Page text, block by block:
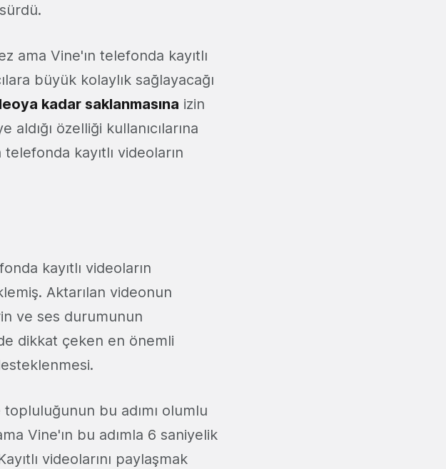
ama Vine'ın telefonda kayıtlı
büyük kolaylık sağlayacağı
kadar saklanmasına izin
özelliği kullanıcılarına
kayıtlı videoların
kayıtlı videoların
Aktarılan videonun
ve ses durumunun
dikkat çeken en önemli
topluluğunun bu adımı olumlu
Vine'ın bu adımla 6 saniyelik
videolarını paylaşmak